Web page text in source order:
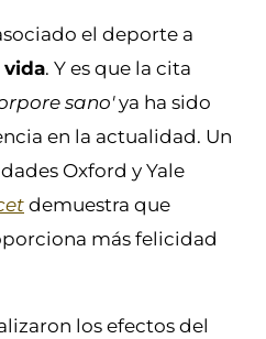
el deporte a
. Y es que la cita
sano'ya ha sido
en la actualidad. Un
Oxford y Yale
demuestra que
más felicidad
los efectos del